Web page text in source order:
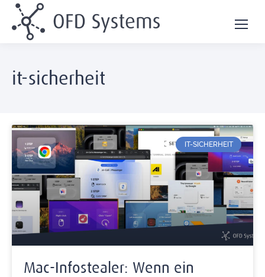
it-sicherheit
IT-SICHERHEIT
Mac-Infostealer: Wenn ein